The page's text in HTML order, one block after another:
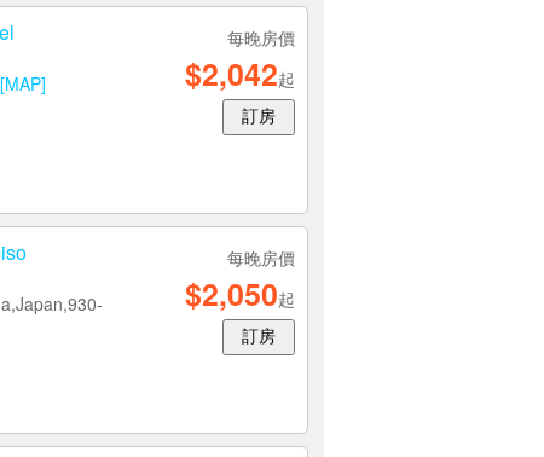
每晚房價
$2,042起
訂房
[MAP]
每晚房價
$2,050起
訂房